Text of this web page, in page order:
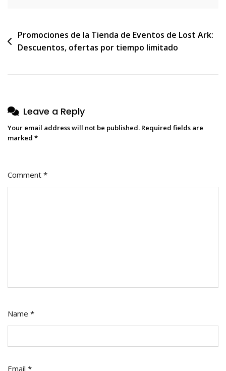
Post
navigation
Promociones de la Tienda de Eventos de Lost Ark:
Descuentos, ofertas por tiempo limitado
Leave a Reply
Your email address will not be published. Required fields are
marked *
Comment *
Name *
Email *